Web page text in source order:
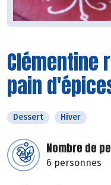
Clémentine
pain
Dessert Hiver
Nombre de
6 personnes